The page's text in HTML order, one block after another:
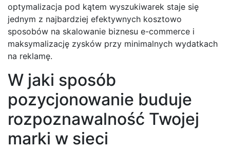
optymalizacja pod kątem wyszukiwarek staje się
jednym z najbardziej efektywnych kosztowo
sposobów na skalowanie biznesu e-commerce i
maksymalizację zysków przy minimalnych wydatkach
na reklamę.
W jaki sposób
pozycjonowanie buduje
rozpoznawalność Twojej
marki w sieci